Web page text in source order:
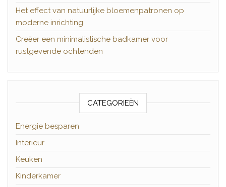
Het effect van natuurlijke bloemenpatronen op
moderne inrichting
Creëer een minimalistische badkamer voor
rustgevende ochtenden
CATEGORIEËN
Energie besparen
Interieur
Keuken
Kinderkamer